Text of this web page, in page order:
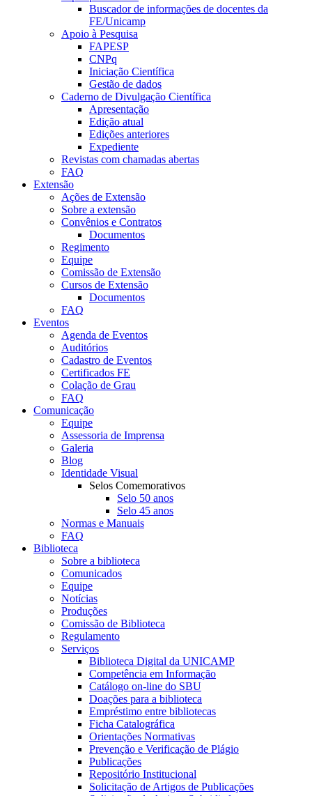
Buscador de informações de docentes da
FE/Unicamp
Apoio à Pesquisa
FAPESP
CNPq
Iniciação Científica
Gestão de dados
Caderno de Divulgação Científica
Apresentação
Edição atual
Edições anteriores
Expediente
Revistas com chamadas abertas
FAQ
Extensão
Ações de Extensão
Sobre a extensão
Convênios e Contratos
Documentos
Regimento
Equipe
Comissão de Extensão
Cursos de Extensão
Documentos
FAQ
Eventos
Agenda de Eventos
Auditórios
Cadastro de Eventos
Certificados FE
Colação de Grau
FAQ
Comunicação
Equipe
Assessoria de Imprensa
Galeria
Blog
Identidade Visual
Selos Comemorativos
Selo 50 anos
Selo 45 anos
Normas e Manuais
FAQ
Biblioteca
Sobre a biblioteca
Comunicados
Equipe
Notícias
Produções
Comissão de Biblioteca
Regulamento
Serviços
Biblioteca Digital da UNICAMP
Competência em Informação
Catálogo on-line do SBU
Doações para a biblioteca
Empréstimo entre bibliotecas
Ficha Catalográfica
Orientações Normativas
Prevenção e Verificação de Plágio
Publicações
Repositório Institucional
Solicitação de Artigos de Publicações